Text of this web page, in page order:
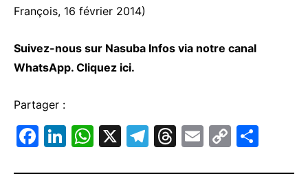
François, 16 février 2014)
Suivez-nous sur Nasuba Infos via notre canal
WhatsApp. Cliquez ici.
Partager :
F
Li W X
T
T
E
C